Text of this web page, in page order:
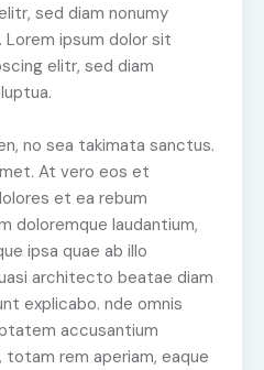
sed diam nonumy
ipsum dolor sit
elitr, sed diam
no sea takimata sanctus.
At vero eos et
et ea rebum
doloremque laudantium,
ipsa quae ab illo
architecto beatae diam
explicabo. nde omnis
accusantium
totam rem aperiam, eaque